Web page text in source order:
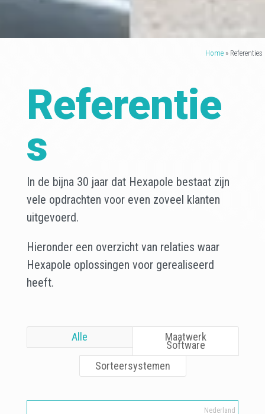
Home» Referenties
Referentie
s
In de bijna 30 jaar dat Hexapole bestaat zijn
vele opdrachten voor even zoveel klanten
uitgevoerd.
Hieronder een overzicht van relaties waar
Hexapole oplossingen voor gerealiseerd
heeft.
Alle Maatwerk
Software
Sorteersystemen
Nederland